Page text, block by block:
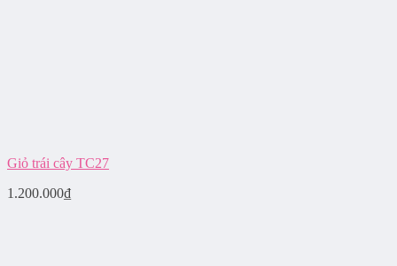
Giỏ trái cây TC27
1.200.000₫